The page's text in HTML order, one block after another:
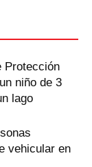
Protección
niño de 3
lago
vehicular en